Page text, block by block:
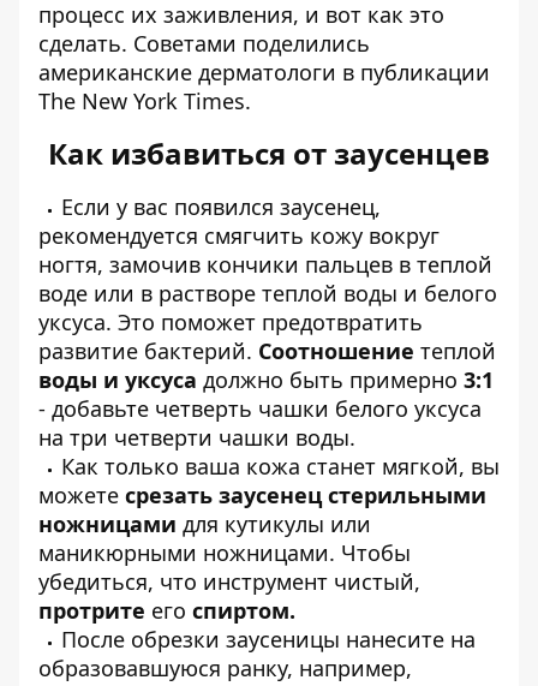
процесс их заживления, и вот как это
сделать. Советами поделились
американские дерматологи в публикации
The New York Times.
Как избавиться от заусенцев
Если у вас появился заусенец,
рекомендуется смягчить кожу вокруг
ногтя, замочив кончики пальцев в теплой
воде или в растворе теплой воды и белого
уксуса. Это поможет предотвратить
развитие бактерий. Соотношение теплой
воды и уксуса должно быть примерно 3:1
- добавьте четверть чашки белого уксуса
на три четверти чашки воды.
Как только ваша кожа станет мягкой, вы
можете срезать заусенец стерильными
ножницами для кутикулы или
маникюрными ножницами. Чтобы
убедиться, что инструмент чистый,
протрите его спиртом.
После обрезки заусеницы нанесите на
образовавшуюся ранку, например,